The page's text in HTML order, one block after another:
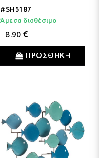
#SH6187
Άμεσα διαθέσιμο
8.90
ΠΡΟΣΘΗΚΗ